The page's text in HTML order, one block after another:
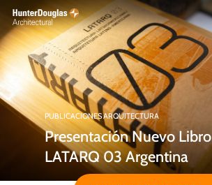
Skip
main
content
PUBLICACIONESARQUITECTURA
Presentación Nuevo Libro
LATARQ 03 Argentina